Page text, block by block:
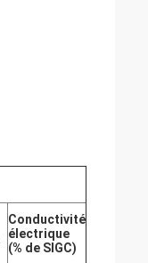
Conductivité
électrique
(% de SIGC)